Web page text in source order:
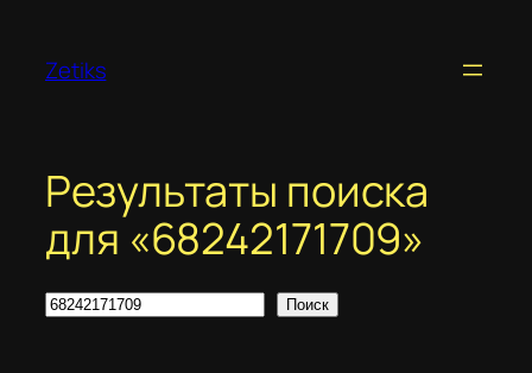
содержимому
Zetiks
Результаты поиска
для «68242171709»
Поиск Поиск